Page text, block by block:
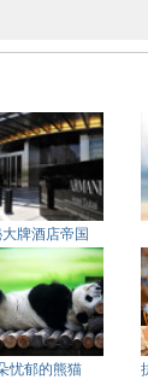
牌酒店帝国
忧郁的熊猫